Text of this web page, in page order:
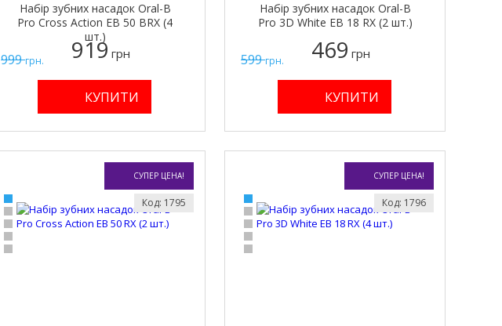
999грн.
Набір зубних насадок Oral-B
Pro Cross Action EB 50 BRX (4
шт.)
919 грн 599грн.
Набір зубних насадок Oral-B
Pro 3D White EB 18 RX (2 шт.)
469 грн
СУПЕР ЦЕНА!
Код: 1795
СУПЕР ЦЕНА!
Код: 1796